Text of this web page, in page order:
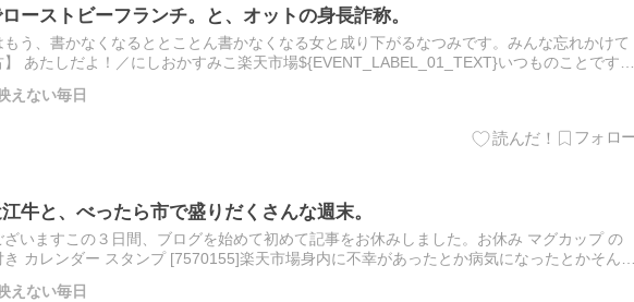
ーストビーフランチ。と、オットの身長詐称。
もう、書かなくなるととことん書かなくなる女と成り下がるなつみです。みんな忘れかけて
】 あたしだよ！／にしおかすみこ楽天市場${EVENT_LABEL_01_TEXT}いつものことですが
えない毎日
牛と、べったら市で盛りだくさんな週末。
ざいますこの３日間、ブログを始めて初めて記事をお休みしました。お休み マグカップ の
き カレンダー スタンプ [7570155]楽天市場身内に不幸があったとか病気になったとかそんな
えない毎日